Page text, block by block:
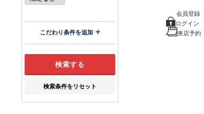
会員登録
ログイン
来店予約
こだわり条件を追加
検索条件をリセット